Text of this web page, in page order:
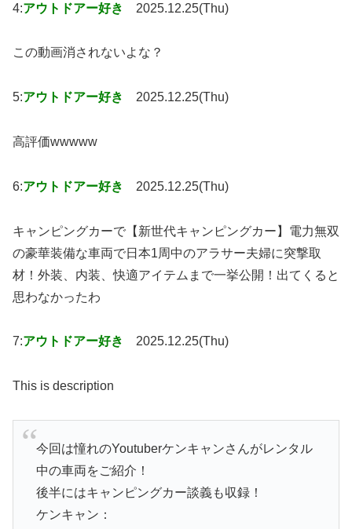
4:アウトドアー好き 2025.12.25(Thu)
この動画消されないよな？
5:アウトドアー好き 2025.12.25(Thu)
高評価wwwww
6:アウトドアー好き 2025.12.25(Thu)
キャンピングカーで【新世代キャンピングカー】電力無双
の豪華装備な車両で日本1周中のアラサー夫婦に突撃取
材！外装、内装、快適アイテムまで一挙公開！出てくると
思わなかったわ
7:アウトドアー好き 2025.12.25(Thu)
This is description
今回は憧れのYoutuberケンキャンさんがレンタル
中の車両をご紹介！
後半にはキャンピングカー談義も収録！
ケンキャン：